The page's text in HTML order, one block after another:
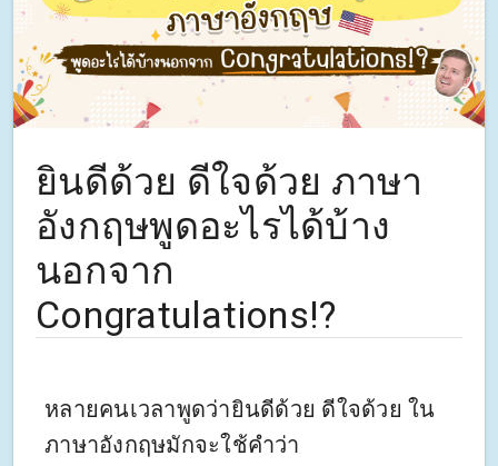
ยินดีด้วย ดีใจด้วย ภาษา
อังกฤษพูดอะไรได้บ้าง
นอกจาก
Congratulations!?
หลายคนเวลาพูดว่ายินดีด้วย ดีใจด้วย ใน
ภาษาอังกฤษมักจะใช้คำว่า